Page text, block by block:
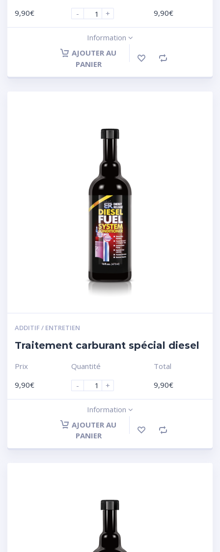
9,90€ - + 9,90€
Information
AJOUTER AU
PANIER
ADDITIF / ENTRETIEN
Traitement carburant spécial diesel
Prix
9,90€
Quantité
-
+
Total
9,90€
Information
AJOUTER AU
PANIER